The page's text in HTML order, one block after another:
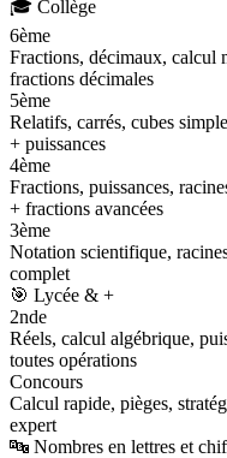
🎓 Collège
6ème
Fractions, décimaux, calcul
fractions décimales
5ème
Relatifs, carrés, cubes
+ puissances
4ème
Fractions, puissances,
+ fractions avancées
3ème
Notation scientifique,
complet
🎯 Lycée & +
2nde
Réels, calcul algébrique,
toutes opérations
Concours
Calcul rapide, pièges,
expert
🔤 Nombres en lettres et